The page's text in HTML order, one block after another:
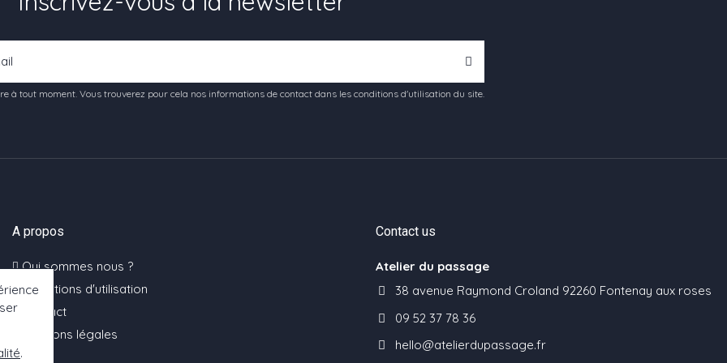
à tout moment. Vous trouverez pour cela nos informations de contact dans les conditions d'utilisation du site.
A propos
Qui sommes nous ?
Conditions d'utilisation
Contact
Mentions légales
Contact us
Atelier du passage
38 avenue Raymond Croland 92260 Fontenay aux roses
09 52 37 78 36
hello@atelierdupassage.fr
.